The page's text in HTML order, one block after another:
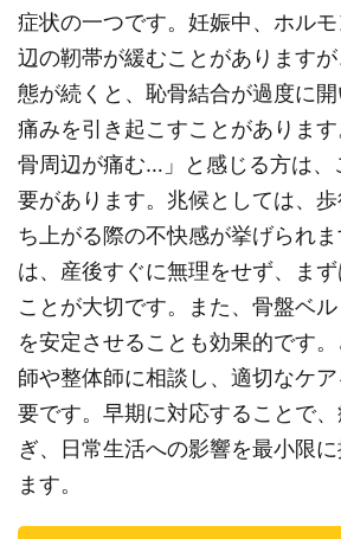
症状の一つです。妊娠中、ホル
辺の靭帯が緩むことがあります
態が続くと、恥骨結合が過度に開
痛みを引き起こすことがありま
骨周辺が痛む…」と感じる方は、
要があります。兆候としては、
ち上がる際の不快感が挙げられ
は、産後すぐに無理をせず、ま
ことが大切です。また、骨盤ベ
を安定させることも効果的です
師や整体師に相談し、適切なケ
要です。早期に対応することで
ぎ、日常生活への影響を最小限
ます。